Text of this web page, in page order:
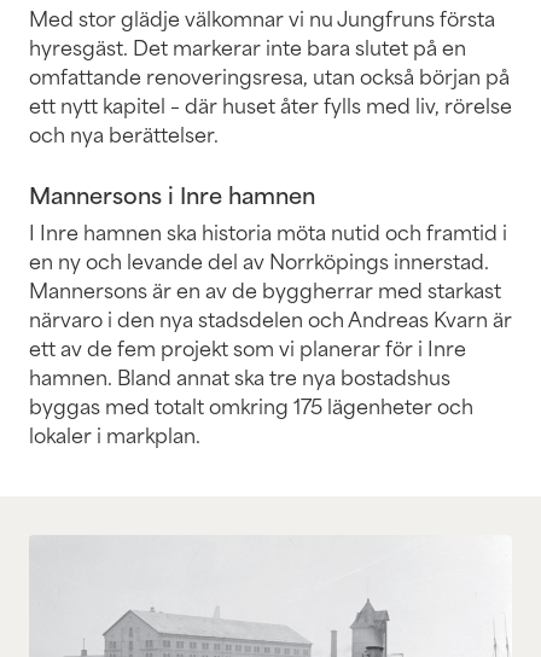
Med stor glädje välkomnar vi nu Jungfruns första
hyresgäst. Det markerar inte bara slutet på en
omfattande renoveringsresa, utan också början på
ett nytt kapitel – där huset åter fylls med liv, rörelse
och nya berättelser.
Mannersons i Inre hamnen
I Inre hamnen ska historia möta nutid och framtid i
en ny och levande del av Norrköpings innerstad.
Mannersons är en av de byggherrar med starkast
närvaro i den nya stadsdelen och Andreas Kvarn är
ett av de fem projekt som vi planerar för i Inre
hamnen. Bland annat ska tre nya bostadshus
byggas med totalt omkring 175 lägenheter och
lokaler i markplan.